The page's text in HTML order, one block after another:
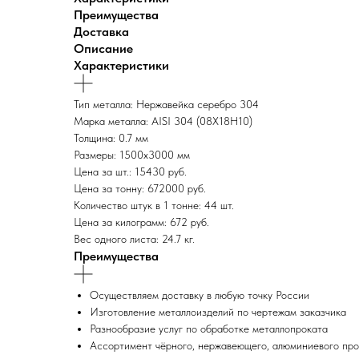
Преимущества
Доставка
Описание
Характеристики
Тип металла: Нержавейка серебро 304
Марка металла: AISI 304 (08Х18Н10)
Толщина: 0.7 мм
Размеры: 1500х3000 мм
Цена за шт.: 15430 руб.
Цена за тонну: 672000 руб.
Количество штук в 1 тонне: 44 шт.
Цена за килограмм: 672 руб.
Вес одного листа: 24.7 кг.
Преимущества
Осуществляем доставку в любую точку России
Изготовление металлоизделий по чертежам заказчика
Разнообразие услуг по обработке металлопроката
Ассортимент чёрного, нержавеющего, алюминиевого